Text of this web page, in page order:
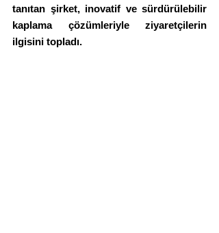
tanıtan şirket, inovatif ve sürdürülebilir
kaplama çözümleriyle ziyaretçilerin
ilgisini topladı.